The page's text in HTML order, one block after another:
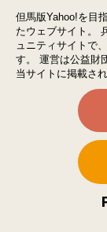
但馬版Yahoo!を目
たウェブサイト。
ュニティサイトで、
す。
運営は公益財
当サイトに掲載さ